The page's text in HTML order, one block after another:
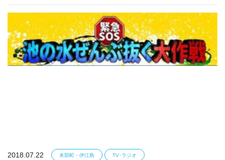
2018.07.22 本部町・伊江島 TV･ラジオ